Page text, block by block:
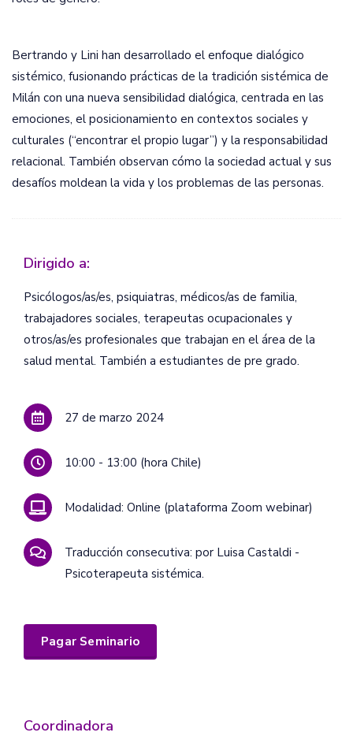
Bertrando y Lini han desarrollado el enfoque dialógico
sistémico, fusionando prácticas de la tradición sistémica de
Milán con una nueva sensibilidad dialógica, centrada en las
emociones, el posicionamiento en contextos sociales y
culturales (“encontrar el propio lugar”) y la responsabilidad
relacional. También observan cómo la sociedad actual y sus
desafíos moldean la vida y los problemas de las personas.
Dirigido a:
Psicólogos/as/es, psiquiatras, médicos/as de familia,
trabajadores sociales, terapeutas ocupacionales y
otros/as/es profesionales que trabajan en el área de la
salud mental. También a estudiantes de pre grado.
27 de marzo 2024
10:00 - 13:00 (hora Chile)
Modalidad: Online (plataforma Zoom webinar)
Traducción consecutiva: por Luisa Castaldi -
Psicoterapeuta sistémica.
Pagar Seminario
Coordinadora